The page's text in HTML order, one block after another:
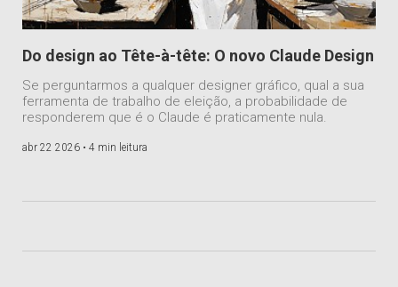
Do design ao Tête-à-tête: O novo Claude Design
Se perguntarmos a qualquer designer gráfico, qual a sua
ferramenta de trabalho de eleição, a probabilidade de
responderem que é o Claude é praticamente nula.
abr 22 2026 • 4 min leitura